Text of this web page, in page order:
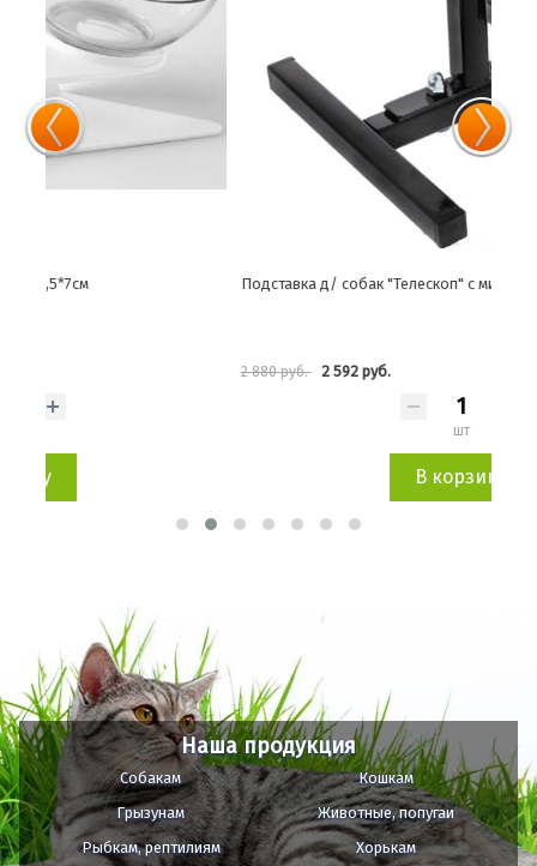
Подставка д/ собак "Телескоп" с мисками (р) 1,9л
Наша продукция
Собакам
Кошкам
Грызунам
Животные, попугаи
Рыбкам, рептилиям
Хорькам